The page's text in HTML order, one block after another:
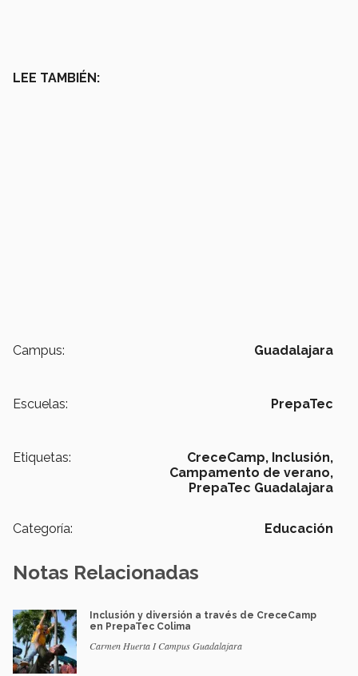
LEE TAMBIÉN:
Campus: Guadalajara
Escuelas: PrepaTec
Etiquetas: CreceCamp, Inclusión,
Campamento de verano,
PrepaTec Guadalajara
Categoría: Educación
Notas Relacionadas
Inclusión y diversión a través de CreceCamp
en PrepaTec Colima
Carmen Huerta I Campus Guadalajara